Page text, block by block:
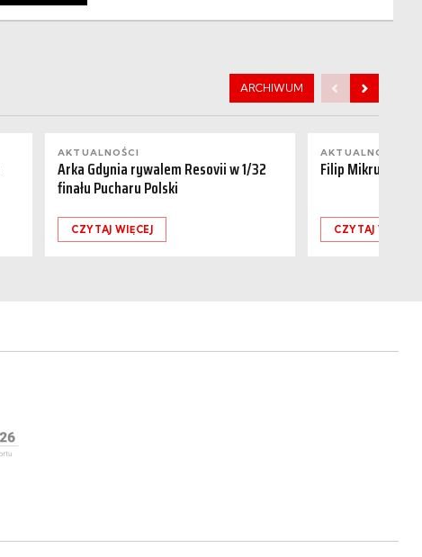
ARCHIWUM
AKTUALNOŚCI
Arka Gdynia rywalem Resovii w 1/32
finału Pucharu Polski
CZYTAJ WIĘCEJ
AKTUALNOŚCI
Filip Mikrut
CZYTAJ WIĘCEJ